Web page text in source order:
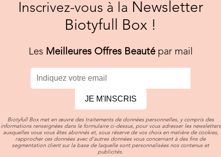
Inscrivez-vous à la Newsletter
Biotyfull Box !
Les Meilleures Offres Beautépar mail
JE M'INSCRIS
Biotyfull Box met en œuvre des traitements de données personnelles, y compris des
informations renseignées dans le formulaire ci-dessus, pour vous adresser les newsletters
auxquelles vous vous êtes abonnés et, sous réserve de vos choix en matière de cookies,
rapprocher ces données avec d’autres données vous concernant à des fins de
segmentation client sur la base de laquelle sont personnalisées nos contenus et
publicités.